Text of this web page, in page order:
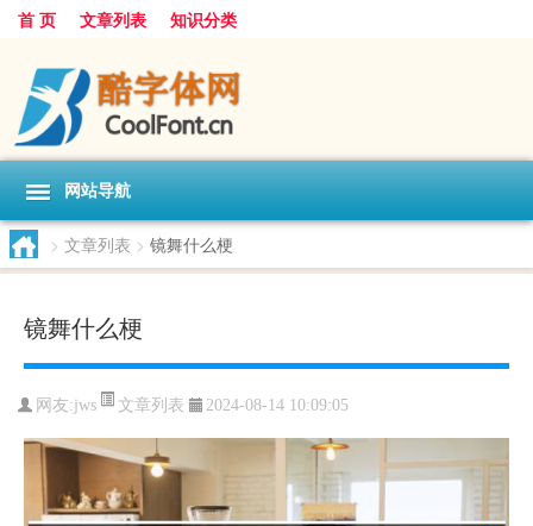
首 页 文章列表 知识分类
网站导航
> 文章列表 > 镜舞什么梗
镜舞什么梗
网友:jws 文章列表 2024-08-14 10:09:05